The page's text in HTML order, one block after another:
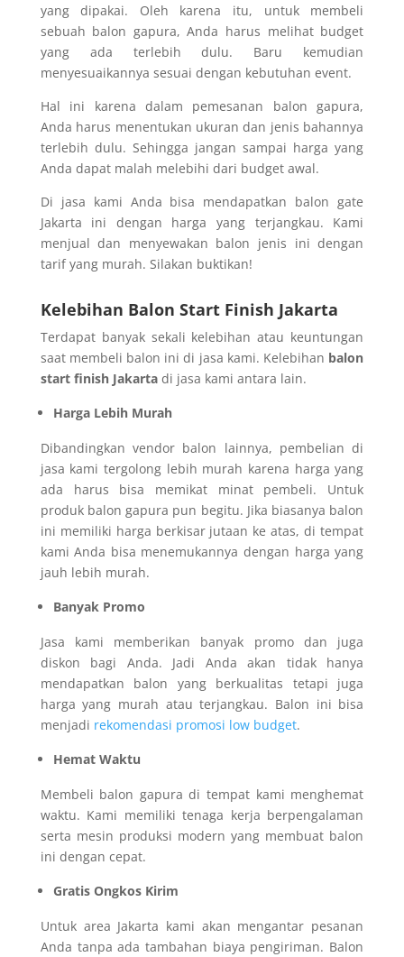
yang dipakai. Oleh karena itu, untuk membeli
sebuah balon gapura, Anda harus melihat budget
yang ada terlebih dulu. Baru kemudian
menyesuaikannya sesuai dengan kebutuhan event.
Hal ini karena dalam pemesanan balon gapura,
Anda harus menentukan ukuran dan jenis bahannya
terlebih dulu. Sehingga jangan sampai harga yang
Anda dapat malah melebihi dari budget awal.
Di jasa kami Anda bisa mendapatkan balon gate
Jakarta ini dengan harga yang terjangkau. Kami
menjual dan menyewakan balon jenis ini dengan
tarif yang murah. Silakan buktikan!
Kelebihan Balon Start Finish Jakarta
Terdapat banyak sekali kelebihan atau keuntungan
saat membeli balon ini di jasa kami. Kelebihan balon
start finish Jakartadi jasa kami antara lain.
Harga Lebih Murah
Dibandingkan vendor balon lainnya, pembelian di
jasa kami tergolong lebih murah karena harga yang
ada harus bisa memikat minat pembeli. Untuk
produk balon gapura pun begitu. Jika biasanya balon
ini memiliki harga berkisar jutaan ke atas, di tempat
kami Anda bisa menemukannya dengan harga yang
jauh lebih murah.
Banyak Promo
Jasa kami memberikan banyak promo dan juga
diskon bagi Anda. Jadi Anda akan tidak hanya
mendapatkan balon yang berkualitas tetapi juga
harga yang murah atau terjangkau. Balon ini bisa
menjadi rekomendasi promosi low budget.
Hemat Waktu
Membeli balon gapura di tempat kami menghemat
waktu. Kami memiliki tenaga kerja berpengalaman
serta mesin produksi modern yang membuat balon
ini dengan cepat.
Gratis Ongkos Kirim
Untuk area Jakarta kami akan mengantar pesanan
Anda tanpa ada tambahan biaya pengiriman. Balon